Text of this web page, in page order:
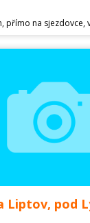
Liptov, pod